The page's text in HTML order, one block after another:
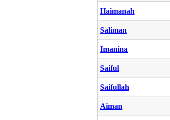
Haimanah
Saliman
Imanina
Saiful
Saifullah
Aiman